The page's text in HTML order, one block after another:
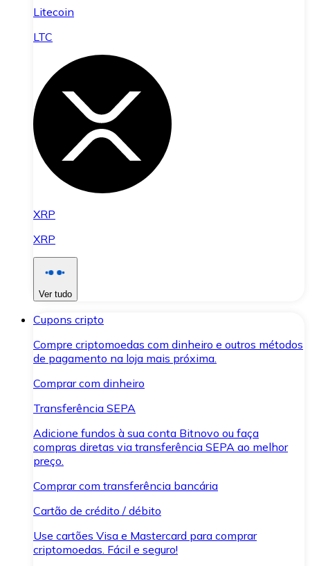
Litecoin
LTC
XRP
XRP
Ver tudo
Cupons cripto
Compre criptomoedas com dinheiro e outros métodos
de pagamento na loja mais próxima.
Comprar com dinheiro
Transferência SEPA
Adicione fundos à sua conta Bitnovo ou faça
compras diretas via transferência SEPA ao melhor
preço.
Comprar com transferência bancária
Cartão de crédito / débito
Use cartões Visa e Mastercard para comprar
criptomoedas. Fácil e seguro!